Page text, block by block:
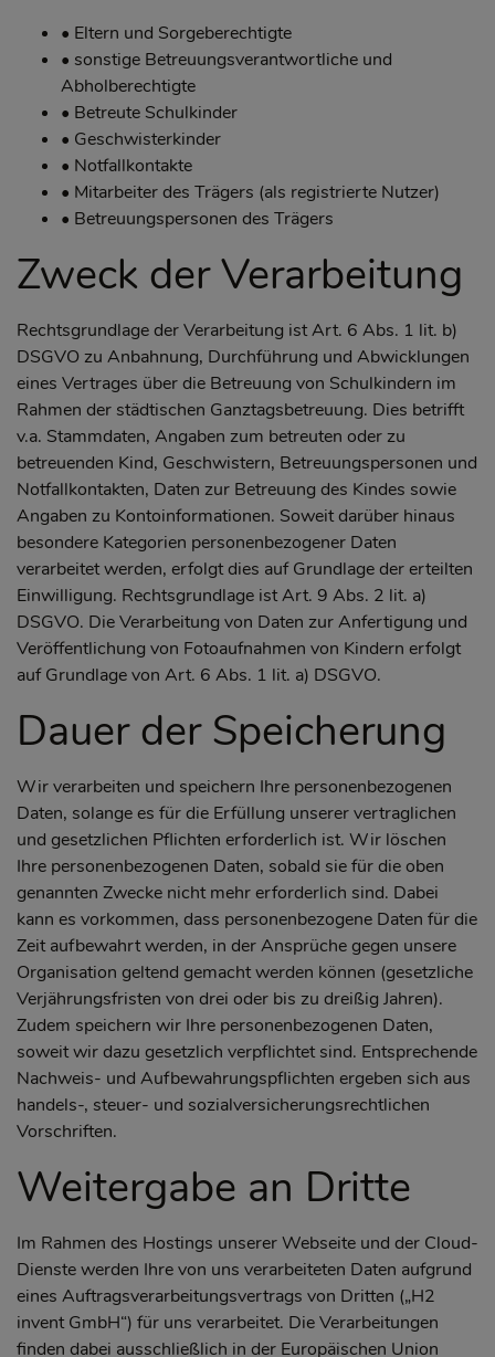
• Eltern und Sorgeberechtigte
• sonstige Betreuungsverantwortliche und
Abholberechtigte
• Betreute Schulkinder
• Geschwisterkinder
• Notfallkontakte
• Mitarbeiter des Trägers (als registrierte Nutzer)
• Betreuungspersonen des Trägers
Zweck der Verarbeitung
Rechtsgrundlage der Verarbeitung ist Art. 6 Abs. 1 lit. b)
DSGVO zu Anbahnung, Durchführung und Abwicklungen
eines Vertrages über die Betreuung von Schulkindern im
Rahmen der städtischen Ganztagsbetreuung. Dies betrifft
v.a. Stammdaten, Angaben zum betreuten oder zu
betreuenden Kind, Geschwistern, Betreuungspersonen und
Notfallkontakten, Daten zur Betreuung des Kindes sowie
Angaben zu Kontoinformationen. Soweit darüber hinaus
besondere Kategorien personenbezogener Daten
verarbeitet werden, erfolgt dies auf Grundlage der erteilten
Einwilligung. Rechtsgrundlage ist Art. 9 Abs. 2 lit. a)
DSGVO. Die Verarbeitung von Daten zur Anfertigung und
Veröffentlichung von Fotoaufnahmen von Kindern erfolgt
auf Grundlage von Art. 6 Abs. 1 lit. a) DSGVO.
Dauer der Speicherung
Wir verarbeiten und speichern Ihre personenbezogenen
Daten, solange es für die Erfüllung unserer vertraglichen
und gesetzlichen Pflichten erforderlich ist. Wir löschen
Ihre personenbezogenen Daten, sobald sie für die oben
genannten Zwecke nicht mehr erforderlich sind. Dabei
kann es vorkommen, dass personenbezogene Daten für die
Zeit aufbewahrt werden, in der Ansprüche gegen unsere
Organisation geltend gemacht werden können (gesetzliche
Verjährungsfristen von drei oder bis zu dreißig Jahren).
Zudem speichern wir Ihre personenbezogenen Daten,
soweit wir dazu gesetzlich verpflichtet sind. Entsprechende
Nachweis- und Aufbewahrungspflichten ergeben sich aus
handels-, steuer- und sozialversicherungsrechtlichen
Vorschriften.
Weitergabe an Dritte
Im Rahmen des Hostings unserer Webseite und der Cloud-
Dienste werden Ihre von uns verarbeiteten Daten aufgrund
eines Auftragsverarbeitungsvertrags von Dritten („H2
invent GmbH“) für uns verarbeitet. Die Verarbeitungen
finden dabei ausschließlich in der Europäischen Union